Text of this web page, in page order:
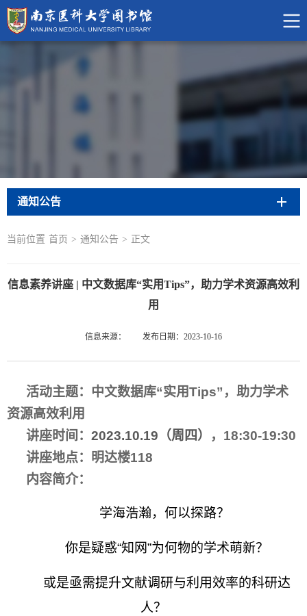
通知公告
当前位置 首页 > 通知公告 > 正文
信息素养讲座 | 中文数据库“实用Tips”，助力学术资源高效利
用
信息来源： 发布日期：2023-10-16
活动主题： 中文数据库“实用Tips”，助力学术
资源高效利用
讲座时间： 2023.10.19 （周四） ， 18:30-19:30
讲座地点：明达楼118
内容简介：
学海浩瀚，何以探路？
你是疑惑“知网”为何物的学术萌新？
或是亟需提升文献调研与利用效率的科研达
人？